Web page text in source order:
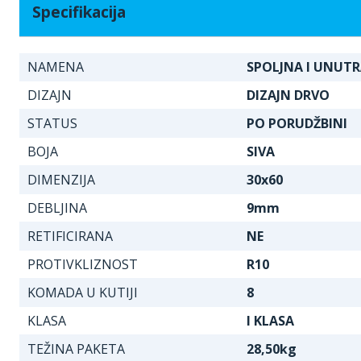
Specifikacija
NAMENA
SPOLJNA I
DIZAJN
DIZAJN DRVO
STATUS
PO PORUDŽBINI
BOJA
SIVA
DIMENZIJA
30x60
DEBLJINA
9mm
RETIFICIRANA
NE
PROTIVKLIZNOST
R10
KOMADA U KUTIJI
8
KLASA
I KLASA
TEŽINA PAKETA
28,50kg